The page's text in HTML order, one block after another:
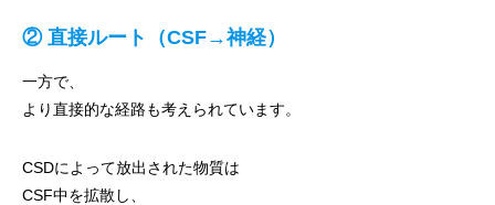
② 直接ルート（CSF→神経）
一方で、
より直接的な経路も考えられています。
CSDによって放出された物質は
CSF中を拡散し、